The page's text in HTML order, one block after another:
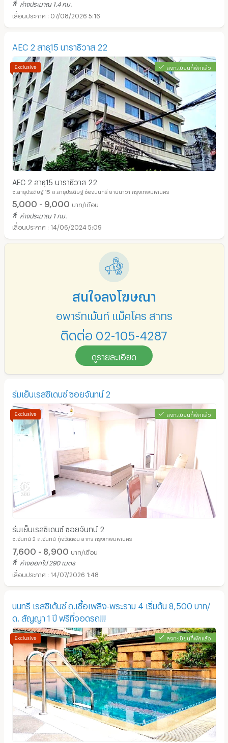
อพาร์ทเม้นท์ หอพัก ย่าน แม็คโคร สาทร :
ห่างประมาณ 1.4 กม.
07/08/2026 5:16
AEC 2 สาธุ15 นาราธิวาส 22
ลงทะเบียนที่พักแล้ว
AEC 2 สาธุ15 นาราธิวาส 22
ซ.สาธุประดิษฐ์ 15 ถ.สาธุประดิษฐ์ ช่องนนทรี ยานนาวา กรุงเทพมหานคร
5,000 - 9,000 บาท/เดือน
ห่างประมาณ 1 กม.
14/06/2024 5:09
สนใจลงโฆษณา
อพาร์ทเม้นท์ แม็คโคร สาทร
ติดต่อ 02-105-4287
ดูรายละเอียด
ร่มเย็นเรสซิเดนซ์ ซอยจันทน์ 2
ลงทะเบียนที่พักแล้ว
ร่มเย็นเรสซิเดนซ์ ซอยจันทน์ 2
ซ.จันทน์ 2 ถ.จันทน์ ทุ่งวัดดอน สาทร กรุงเทพมหานคร
7,600 - 8,900 บาท/เดือน
ห่างออกไป 290 เมตร
14/07/2026 1:48
นนทรี เรสซิเด้นซ์ ถ.เชื้อเพลิง-พระราม 4 เริ่มต้น 8,500 บาท/
ด. สัญญา 1 ปี ฟรีที่จอดรถ!!!
ลงทะเบียนที่พักแล้ว